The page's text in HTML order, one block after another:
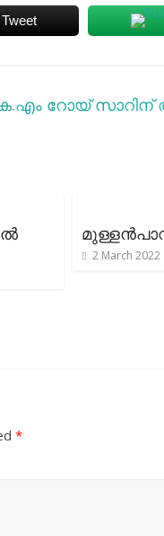
Tweet
റോയ് സാറിന്
2 March 2022
*